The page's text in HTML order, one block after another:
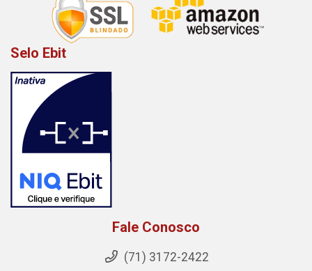
Selo Ebit
Fale Conosco
(71) 3172-2422